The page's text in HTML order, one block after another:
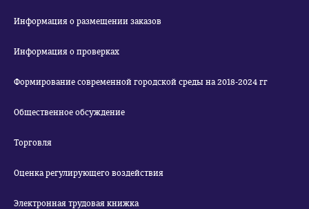
Информация о размещении заказов
Информация о проверках
Формирование современной городской среды на 2018-2024 гг
Общественное обсуждение
Торговля
Оценка регулирующего воздействия
Электронная трудовая книжка